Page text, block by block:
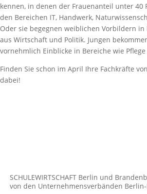
kennen, in denen der Frauenanteil unter 40
den Bereichen IT, Handwerk,
Oder sie begegnen weiblichen Vorbildern
aus Wirtschaft und Politik. Jungen
vornehmlich Einblicke in Bereiche wie
Finden Sie schon im April Ihre Fachkräfte
dabei!
SCHULEWIRTSCHAFT Berlin und
von den Unternehmens­verbänden